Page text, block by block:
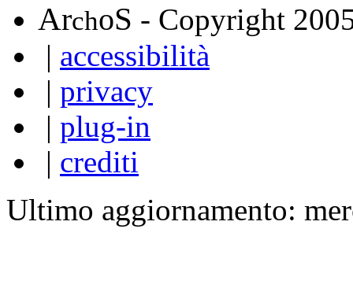
ArchoS - Copyright
| accessibilità
| privacy
| plug-in
| crediti
Ultimo aggiornamento: